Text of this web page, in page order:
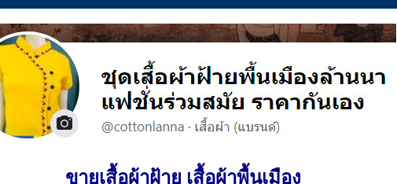
ขายเสื้อผ้าฝ้าย เสื้อผ้าพื้นเมือง